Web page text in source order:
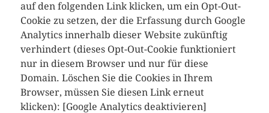
auf den folgenden Link klicken, um ein Opt-Out-
Cookie zu setzen, der die Erfassung durch Google
Analytics innerhalb dieser Website zukünftig
verhindert (dieses Opt-Out-Cookie funktioniert
nur in diesem Browser und nur für diese
Domain. Löschen Sie die Cookies in Ihrem
Browser, müssen Sie diesen Link erneut
klicken): [Google Analytics deaktivieren]